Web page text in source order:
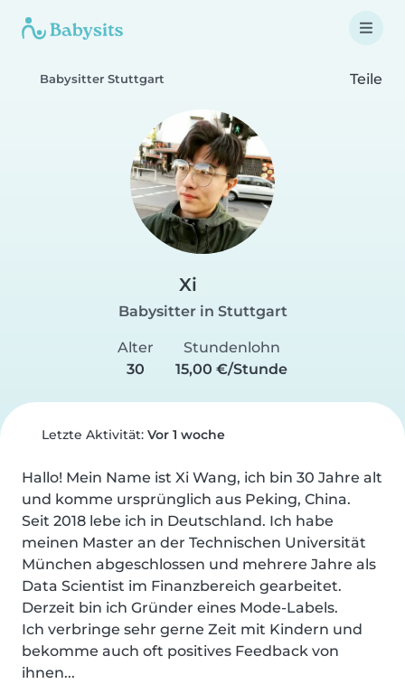
Babysitter Stuttgart Teile
Xi
Babysitter in Stuttgart
Alter
30
Stundenlohn
15,00 €/Stunde
Letzte Aktivität: Vor 1 woche
Hallo! Mein Name ist Xi Wang, ich bin 30 Jahre alt
und komme ursprünglich aus Peking, China.
Seit 2018 lebe ich in Deutschland. Ich habe
meinen Master an der Technischen Universität
München abgeschlossen und mehrere Jahre als
Data Scientist im Finanzbereich gearbeitet.
Derzeit bin ich Gründer eines Mode-Labels.
Ich verbringe sehr gerne Zeit mit Kindern und
bekomme auch oft positives Feedback von
ihnen...